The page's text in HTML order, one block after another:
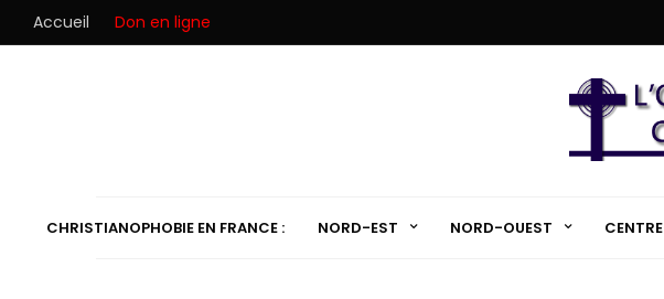
Accueil Don en ligne
CHRISTIANOPHOBIE EN FRANCE : NORD-EST NORD-OUEST CENTRE